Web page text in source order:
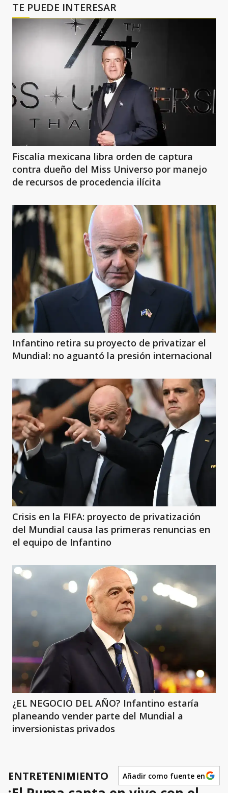
TE PUEDE INTERESAR
Fiscalía mexicana libra orden de captura
contra dueño del Miss Universo por manejo
de recursos de procedencia ilícita
Infantino retira su proyecto de privatizar el
Mundial: no aguantó la presión internacional
Crisis en la FIFA: proyecto de privatización
del Mundial causa las primeras renuncias en
el equipo de Infantino
¿EL NEGOCIO DEL AÑO? Infantino estaría
planeando vender parte del Mundial a
inversionistas privados
ENTRETENIMIENTO Añadir como fuente en